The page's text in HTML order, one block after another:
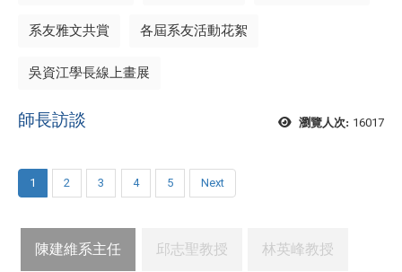
系友雅文共賞 各屆系友活動花絮
吳資江學長線上畫展
瀏覽人次: 16017
師長訪談
1 2 3 4 5 Next
陳建維系主任 邱志聖教授 林英峰教授